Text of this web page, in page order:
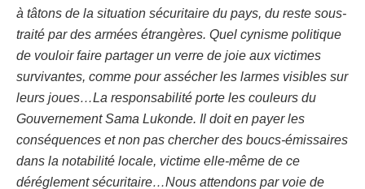
à tâtons de la situation sécuritaire du pays, du reste sous-
traité par des armées étrangères. Quel cynisme politique
de vouloir faire partager un verre de joie aux victimes
survivantes, comme pour assécher les larmes visibles sur
leurs joues…La responsabilité porte les couleurs du
Gouvernement Sama Lukonde. Il doit en payer les
conséquences et non pas chercher des boucs-émissaires
dans la notabilité locale, victime elle-même de ce
déréglement sécuritaire…Nous attendons par voie de